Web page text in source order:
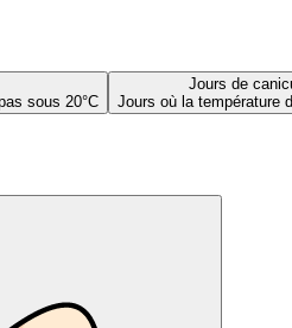
sous 20°C
Jours de
Jours où la température